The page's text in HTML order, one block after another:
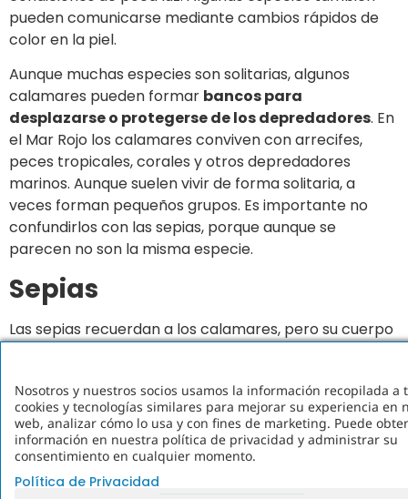
pueden comunicarse mediante cambios rápidos de
color en la piel.
Aunque muchas especies son solitarias, algunos
calamares pueden formar bancos para
desplazarse o protegerse de los depredadores. En
el Mar Rojo los calamares conviven con arrecifes,
peces tropicales, corales y otros depredadores
marinos. Aunque suelen vivir de forma solitaria, a
veces forman pequeños grupos. Es importante no
confundirlos con las sepias, porque aunque se
parecen no son la misma especie.
Sepias
Las sepias recuerdan a los calamares, pero su cuerpo
bajo el agua.
Las sepias están consideradas entre los animales con
mayor capacidad de camuflaje del planeta. Son
capaces demodificar el color y la textura de su
Nosotros y nuestros socios usamos la información recopilada a
cookies y tecnologías similares para mejorar su experiencia en
web, analizar cómo lo usa y con fines de marketing. Puede
información en nuestra política de privacidad y administrar su
consentimiento en cualquier momento.
Política de Privacidad